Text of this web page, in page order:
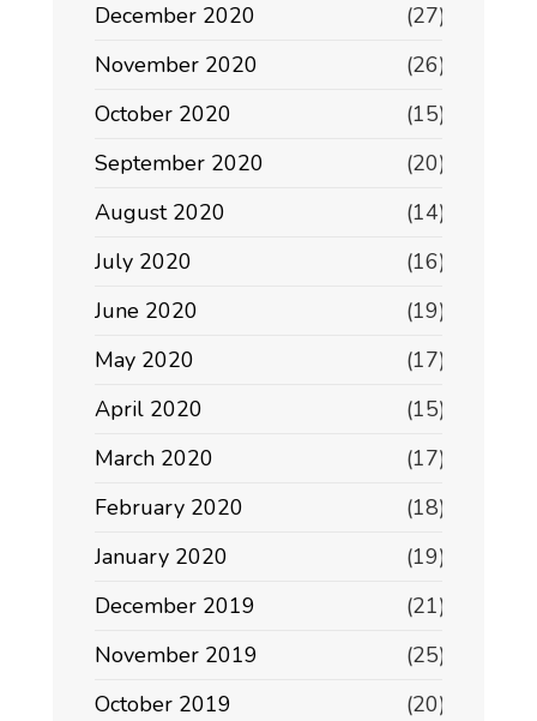
December 2020
(27)
November 2020
(26)
October 2020
(15)
September 2020
(20)
August 2020
(14)
July 2020
(16)
June 2020
(19)
May 2020
(17)
April 2020
(15)
March 2020
(17)
February 2020
(18)
January 2020
(19)
December 2019
(21)
November 2019
(25)
October 2019
(20)